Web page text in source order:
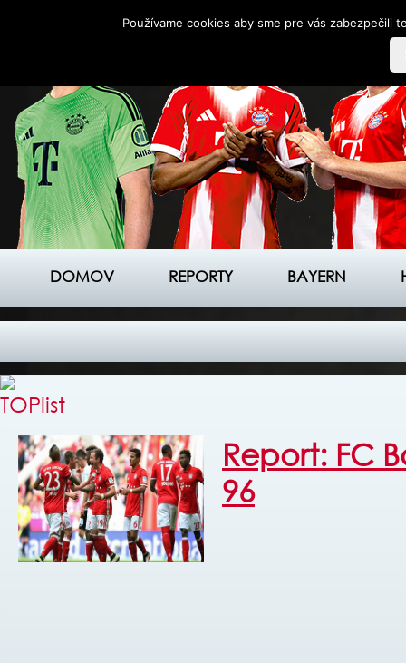
DOMOV REPORTY BAYERN
Report: FC
96
Používame cookies aby sme pre vás zabezpečili